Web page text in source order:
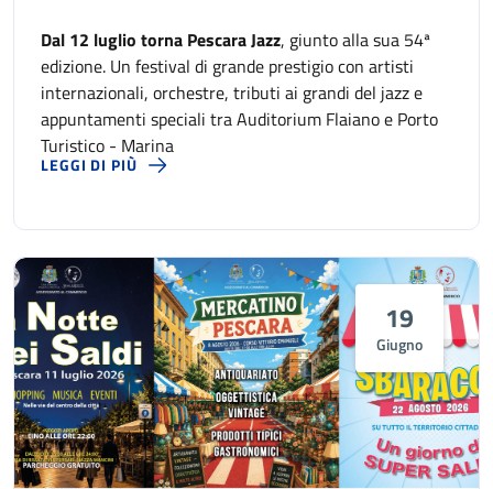
Dal 12 luglio torna Pescara Jazz, giunto alla sua 54ª
edizione. Un festival di grande prestigio con artisti
internazionali, orchestre, tributi ai grandi del jazz e
appuntamenti speciali tra Auditorium Flaiano e Porto
Turistico - Marina
LEGGI DI PIÙ
19
Giugno